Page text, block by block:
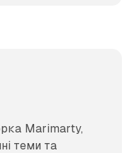
Marimarty,
теми та